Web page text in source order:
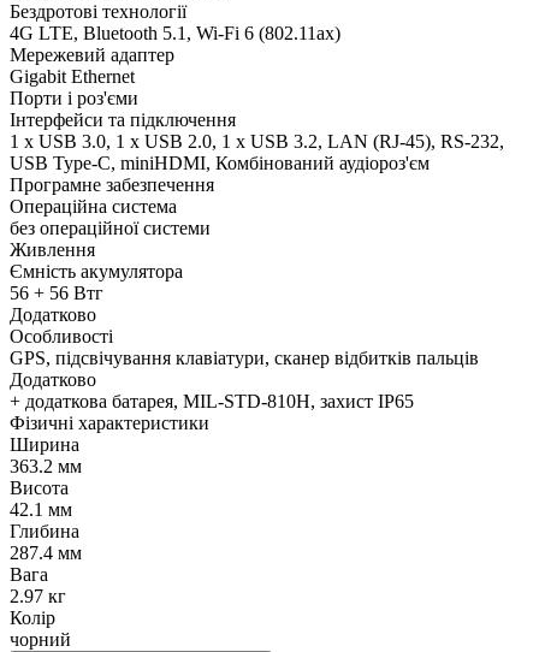
Бездротові технології
4G LTE, Bluetooth 5.1, Wi-Fi 6 (802.11aх)
Мережевий адаптер
Gigabit Ethernet
Порти і роз'єми
Інтерфейси та підключення
1 x USB 3.0, 1 х USB 2.0, 1 х USB 3.2, LAN (RJ-45), RS-232,
USB Type-C, miniHDMI, Комбінований аудіороз'єм
Програмне забезпечення
Операційна система
без операційної системи
Живлення
Ємність акумулятора
56 + 56 Втг
Додатково
Особливості
GPS, підсвічування клавіатури, сканер відбитків пальців
Додатково
+ додаткова батарея, MIL-STD-810H, захист IP65
Фізичні характеристики
Ширина
363.2 мм
Висота
42.1 мм
Глибина
287.4 мм
Вага
2.97 кг
Колір
чорний